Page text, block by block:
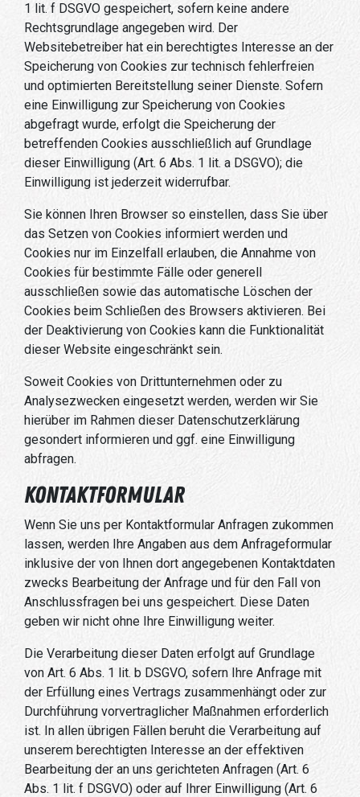
1 lit. f DSGVO gespeichert, sofern keine andere
Rechtsgrundlage angegeben wird. Der
Websitebetreiber hat ein berechtigtes Interesse an der
Speicherung von Cookies zur technisch fehlerfreien
und optimierten Bereitstellung seiner Dienste. Sofern
eine Einwilligung zur Speicherung von Cookies
abgefragt wurde, erfolgt die Speicherung der
betreffenden Cookies ausschließlich auf Grundlage
dieser Einwilligung (Art. 6 Abs. 1 lit. a DSGVO); die
Einwilligung ist jederzeit widerrufbar.
Sie können Ihren Browser so einstellen, dass Sie über
das Setzen von Cookies informiert werden und
Cookies nur im Einzelfall erlauben, die Annahme von
Cookies für bestimmte Fälle oder generell
ausschließen sowie das automatische Löschen der
Cookies beim Schließen des Browsers aktivieren. Bei
der Deaktivierung von Cookies kann die Funktionalität
dieser Website eingeschränkt sein.
Soweit Cookies von Drittunternehmen oder zu
Analysezwecken eingesetzt werden, werden wir Sie
hierüber im Rahmen dieser Datenschutzerklärung
gesondert informieren und ggf. eine Einwilligung
abfragen.
Kontaktformular
Wenn Sie uns per Kontaktformular Anfragen zukommen
lassen, werden Ihre Angaben aus dem Anfrageformular
inklusive der von Ihnen dort angegebenen Kontaktdaten
zwecks Bearbeitung der Anfrage und für den Fall von
Anschlussfragen bei uns gespeichert. Diese Daten
geben wir nicht ohne Ihre Einwilligung weiter.
Die Verarbeitung dieser Daten erfolgt auf Grundlage
von Art. 6 Abs. 1 lit. b DSGVO, sofern Ihre Anfrage mit
der Erfüllung eines Vertrags zusammenhängt oder zur
Durchführung vorvertraglicher Maßnahmen erforderlich
ist. In allen übrigen Fällen beruht die Verarbeitung auf
unserem berechtigten Interesse an der effektiven
Bearbeitung der an uns gerichteten Anfragen (Art. 6
Abs. 1 lit. f DSGVO) oder auf Ihrer Einwilligung (Art. 6